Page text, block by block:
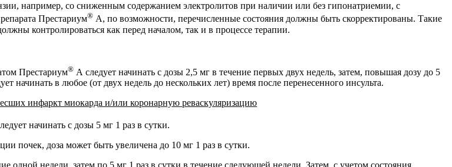
например, со сниженным содержанием электролитов при наличии или без гипонатриемии, с
Престариум® А, по возможности, перечисленные состояния должны быть скорректированы. Такие
контролироваться как перед началом, так и в процессе терапии.
Престариум® А следует начинать с дозы 2,5 мг в течение первых двух недель, затем, повышая дозу до 5
в любое (от двух недель до нескольких лет) время после перенесенного инсульта.
инфаркт миокарда и/или коронарную реваскуляризацию
начинать с дозы 5 мг 1 раз в сутки.
почек, доза может быть увеличена до 10 мг 1 раз в сутки.